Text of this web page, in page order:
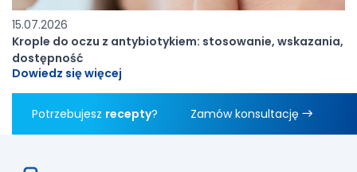
15.07.2026
Krople do oczu z antybiotykiem: stosowanie, wskazania,
dostępność
Dowiedz się więcej
Potrzebujesz recepty? Zamów konsultację